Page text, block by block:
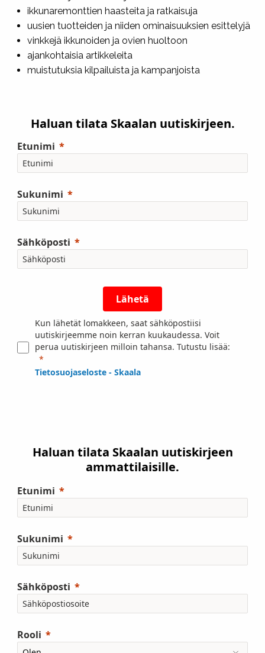
ikkunaremonttien haasteita ja ratkaisuja
uusien tuotteiden ja niiden ominaisuuksien esittelyjä
vinkkejä ikkunoiden ja ovien huoltoon
ajankohtaisia artikkeleita
muistutuksia kilpailuista ja kampanjoista
Haluan tilata Skaalan uutiskirjeen.
Etunimi
Sukunimi
Sähköposti
Lähetä
Kun lähetät lomakkeen, saat sähköpostiisi
uutiskirjeemme noin kerran kuukaudessa. Voit
perua uutiskirjeen milloin tahansa. Tutustu lisää:
Tietosuojaseloste - Skaala
Haluan tilata Skaalan uutiskirjeen
ammattilaisille.
Etunimi
Sukunimi
Sähköposti
Rooli